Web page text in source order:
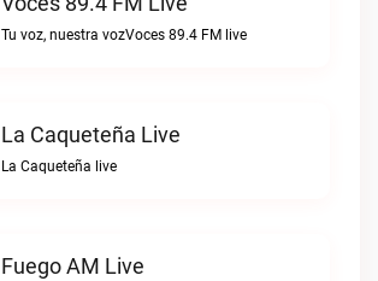
Tu voz, nuestra vozVoces 89.4 FM live
La Caqueteña Live
La Caqueteña live
Fuego AM Live